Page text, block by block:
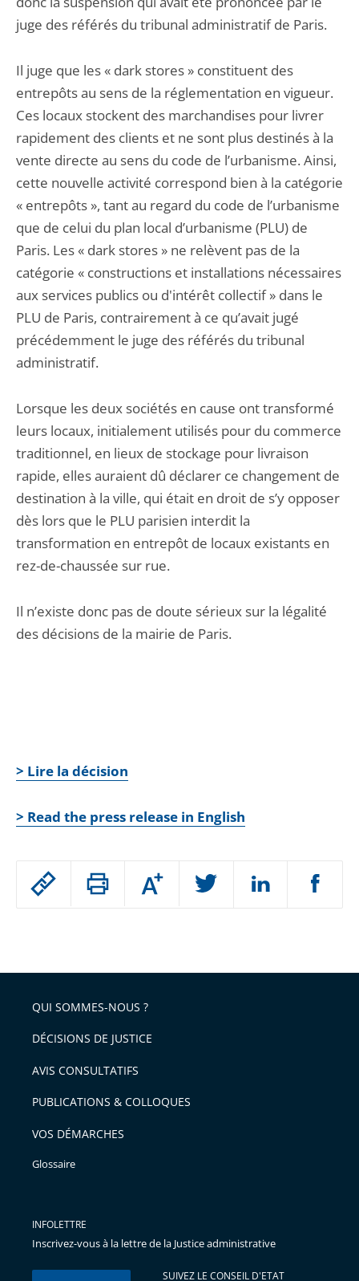
Passer
arriver
après
Augmenter
ou
l'article
pour
avant
juge des référés du tribunal administratif de Paris.
Il juge que les « dark stores » constituent des
entrepôts au sens de la réglementation en vigueur.
Ces locaux stockent des marchandises pour livrer
rapidement des clients et ne sont plus destinés à la
vente directe au sens du code de l’urbanisme. Ainsi,
cette nouvelle activité correspond bien à la catégorie
« entrepôts », tant au regard du code de l’urbanisme
que de celui du plan local d’urbanisme (PLU) de
Paris. Les « dark stores » ne relèvent pas de la
catégorie « constructions et installations nécessaires
aux services publics ou d'intérêt collectif » dans le
PLU de Paris, contrairement à ce qu’avait jugé
précédemment le juge des référés du tribunal
administratif.
Lorsque les deux sociétés en cause ont transformé
leurs locaux, initialement utilisés pour du commerce
traditionnel, en lieux de stockage pour livraison
rapide, elles auraient dû déclarer ce changement de
destination à la ville, qui était en droit de s’y opposer
dès lors que le PLU parisien interdit la
transformation en entrepôt de locaux existants en
rez-de-chaussée sur rue.
Il n’existe donc pas de doute sérieux sur la légalité
des décisions de la mairie de Paris.
> Lire la décision
> Read the press release in English
QUI SOMMES-NOUS ?
DÉCISIONS DE JUSTICE
AVIS CONSULTATIFS
PUBLICATIONS & COLLOQUES
VOS DÉMARCHES
Glossaire
INFOLETTRE
Inscrivez-vous à la lettre de la Justice administrative
SUIVEZ LE CONSEIL D'ETAT